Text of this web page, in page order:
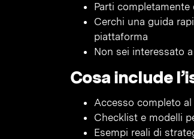
Parti
Cerchi una guida
piattaforma
Non sei interessato
Cosa include
Accesso completo
Checklist e modelli
Esempi reali di